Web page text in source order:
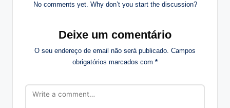
No comments yet. Why don’t you start the discussion?
Deixe um comentário
O seu endereço de email não será publicado. Campos
obrigatórios marcados com *